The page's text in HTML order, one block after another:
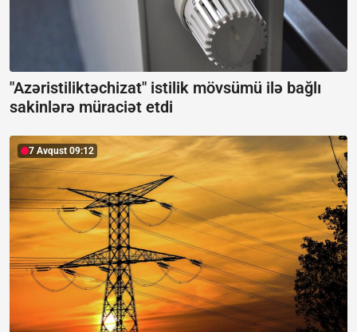
"Azəristiliktəchizat" istilik mövsümü ilə bağlı
sakinlərə müraciət etdi
7 Avqust 09:12